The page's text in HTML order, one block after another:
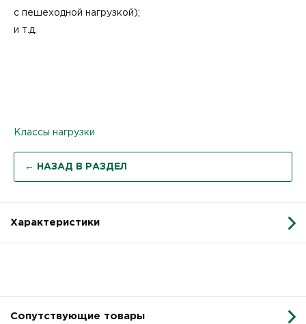
с пешеходной нагрузкой);
и т.д.
Классы нагрузки
← НАЗАД В РАЗДЕЛ
Характеристики
Сопутствующие товары